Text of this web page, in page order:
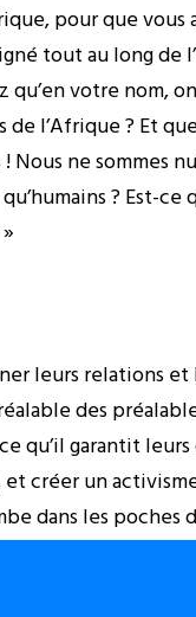
pour que vous
tout au long de
votre nom,
l’Afrique ? Et
Nous ne sommes
? Est-ce
leurs relations et
des
qu’il garantit
créer un
dans les poches